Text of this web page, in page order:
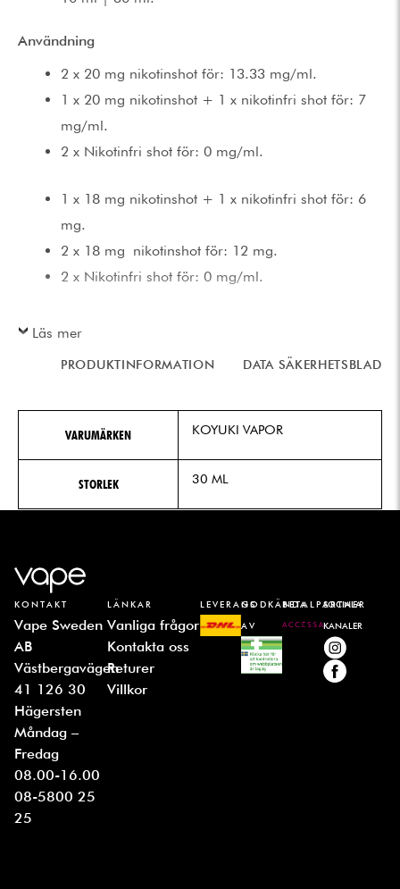
Användning
2 x 20 mg nikotinshot för: 13.33 mg/ml.
1 x 20 mg nikotinshot + 1 x nikotinfri shot för: 7
mg/ml.
2 x Nikotinfri shot för: 0 mg/ml.
1 x 18 mg nikotinshot + 1 x nikotinfri shot för: 6
mg.
2 x 18 mg nikotinshot för: 12 mg.
2 x Nikotinfri shot för: 0 mg/ml.
Läs mer
PRODUKTINFORMATION DATA SÄKERHETSBLAD
VARUMÄRKEN KOYUKI VAPOR
STORLEK 30 ML
KONTAKT
Vape Sweden
AB
Västbergavägen
41 126 30
Hägersten
Måndag –
Fredag
08.00-16.00
08-5800 25
25
LÄNKAR
Vanliga frågor
Kontakta oss
Returer
Villkor
LEVERANSGODKÄNDA
AV
BETALPARTNER
SOCIALA
KANALER